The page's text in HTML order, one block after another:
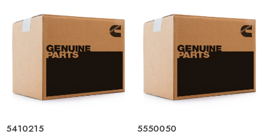
5410215
5550050